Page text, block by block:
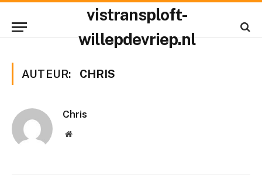
vistransploft-
willepdevriep.nl
AUTEUR: CHRIS
Chris
Website